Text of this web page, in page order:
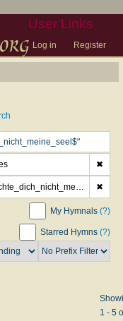
User Links
Log in Register
✖
"^o_furchte_dich_nicht_meine_seel$" ✖
My Hymnals (?)
Starred Hymns (?)
1 - 5